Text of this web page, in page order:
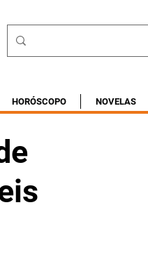
HORÓSCOPO NOVELAS